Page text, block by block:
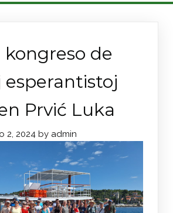
kongreso de
esperantistoj
Prvić Luka
2, 2024 by admin